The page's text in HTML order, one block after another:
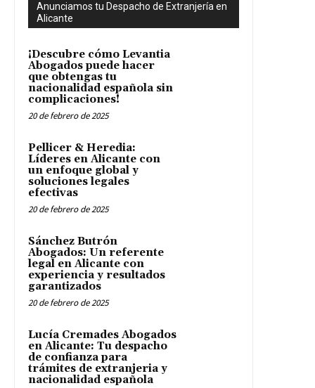
Anunciamos tu Despacho de Extranjería en
Alicante
¡Descubre cómo Levantia
Abogados puede hacer
que obtengas tu
nacionalidad española sin
complicaciones!
20 de febrero de 2025
Pellicer & Heredia:
Líderes en Alicante con
un enfoque global y
soluciones legales
efectivas
20 de febrero de 2025
Sánchez Butrón
Abogados: Un referente
legal en Alicante con
experiencia y resultados
garantizados
20 de febrero de 2025
Lucía Cremades Abogados
en Alicante: Tu despacho
de confianza para
trámites de extranjeria y
nacionalidad española